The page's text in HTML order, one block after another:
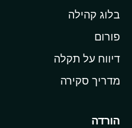
ל
M
i
l
בלוג קהילה
פורום
דיווח על תקלה
מדריך סקירה
הורדה